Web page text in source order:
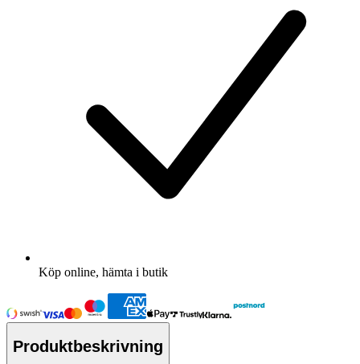
Köp online, hämta i butik
Produktbeskrivning